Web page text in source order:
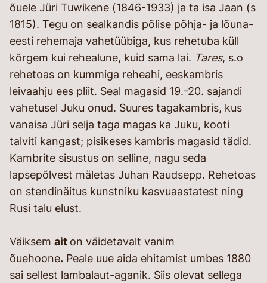
õuele Jüri Tuwikene (1846-1933) ja ta isa Jaan (s
1815). Tegu on sealkandis põlise põhja- ja lõuna-
eesti rehemaja vahetüübiga, kus rehetuba küll
kõrgem kui rehealune, kuid sama lai. Tares, s.o
rehetoas on kummiga reheahi, eeskambris
leivaahju ees pliit. Seal magasid 19.-20. sajandi
vahetusel Juku onud. Suures tagakambris, kus
vanaisa Jüri selja taga magas ka Juku, kooti
talviti kangast; pisikeses kambris magasid tädid.
Kambrite sisustus on selline, nagu seda
lapsepõlvest mäletas Juhan Raudsepp. Rehetoas
on stendinäitus kunstniku kasvuaastatest ning
Rusi talu elust.
Väiksem ait on väidetavalt vanim
õuehoone. Peale uue aida ehitamist umbes 1880
sai sellest lambalaut-aganik. Siis olevat sellega